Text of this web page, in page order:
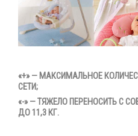
«+»— МАКСИМАЛЬНОЕ
СЕТИ;
«-»— ТЯЖЕЛО ПЕРЕНОСИТЬ С
ДО 11,3 КГ.